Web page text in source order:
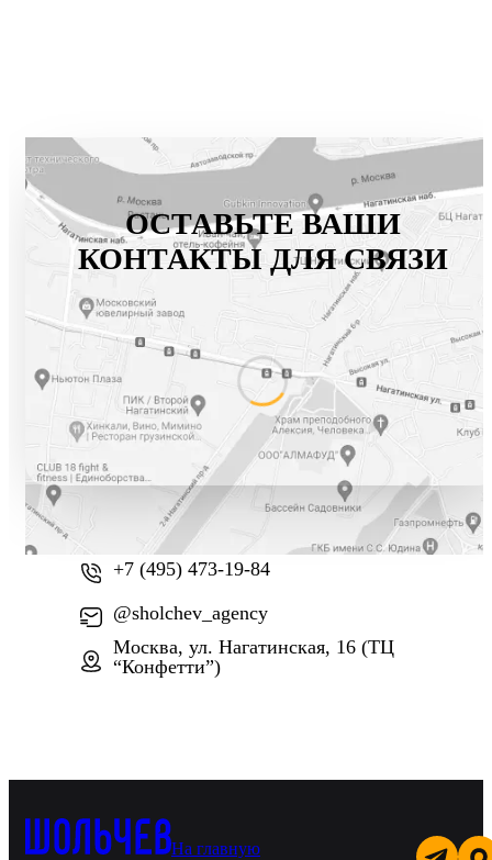
ОСТАВЬТЕ ВАШИ
КОНТАКТЫ ДЛЯ СВЯЗИ
+7 (800) 777-61-74
+7 (495) 473-19-84
@sholchev_agency
Москва, ул. Нагатинская, 16 (ТЦ
“Конфетти”)
На главную